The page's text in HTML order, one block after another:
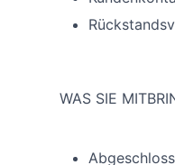
WAS SIE